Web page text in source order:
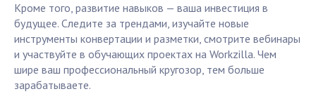
Кроме того, развитие навыков — ваша инвестиция в
будущее. Следите за трендами, изучайте новые
инструменты конвертации и разметки, смотрите вебинары
и участвуйте в обучающих проектах на Workzilla. Чем
шире ваш профессиональный кругозор, тем больше
зарабатываете.